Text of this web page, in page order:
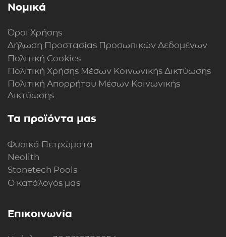
Νομικά
Όροι Χρήσης
Δήλωση Προστασίας Προσωπικών Δεδομένων
Πολιτική Cookies
Πολιτική Xρήσης Mέσων Kοινωνικής Δικτύωσης
Πολιτική Απορρήτου Μέσων Κοινωνικής
Δικτύωσης
Τα προϊόντα μας
Φυσικά Πετρώματα
Neolith
Stonetech Pools
Ο κατάλογός μας
Επικοινωνία